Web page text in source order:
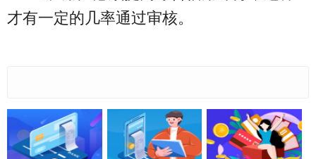
才有一定的几率通过审核。